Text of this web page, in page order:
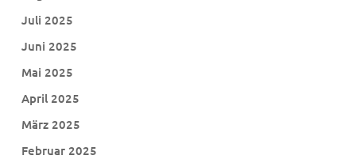
Juli 2025
Juni 2025
Mai 2025
April 2025
März 2025
Februar 2025